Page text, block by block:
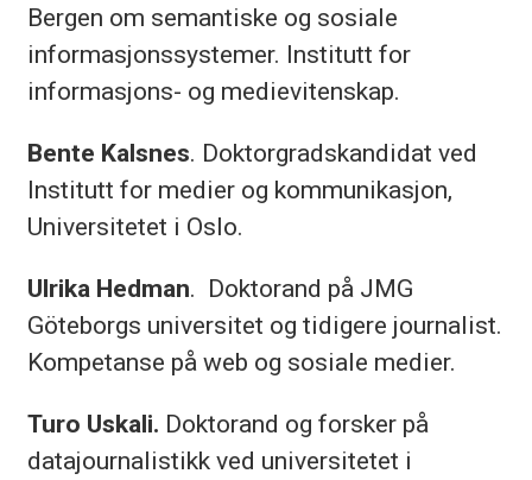
Bergen om semantiske og sosiale
informasjonssystemer. Institutt for
informasjons- og medievitenskap.
Bente Kalsnes. Doktorgradskandidat ved
Institutt for medier og kommunikasjon,
Universitetet i Oslo.
Ulrika Hedman. Doktorand på JMG
Göteborgs universitet og tidigere journalist.
Kompetanse på web og sosiale medier.
Turo Uskali. Doktorand og forsker på
datajournalistikk ved universitetet i